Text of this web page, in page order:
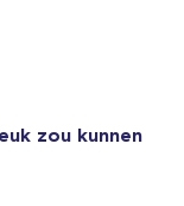
zou kunnen